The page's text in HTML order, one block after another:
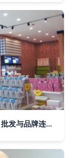
小资生活官网 一站式化妆品加盟、代理、批发与品牌连锁解决方案